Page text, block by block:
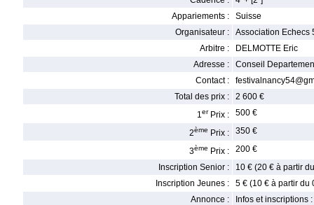
Appariements :
Suisse
Organisateur :
Association Echecs
Arbitre :
DELMOTTE Eric
Adresse :
Conseil
Contact :
Total des prix :
2 600 €
1er Prix : 500 €
2ème Prix : 350 €
3ème Prix :
200 €
Inscription Senior :
10 € (20 € à partir
Inscription Jeunes :
5 € (10 € à partir du
Annonce :
Infos et inscriptions